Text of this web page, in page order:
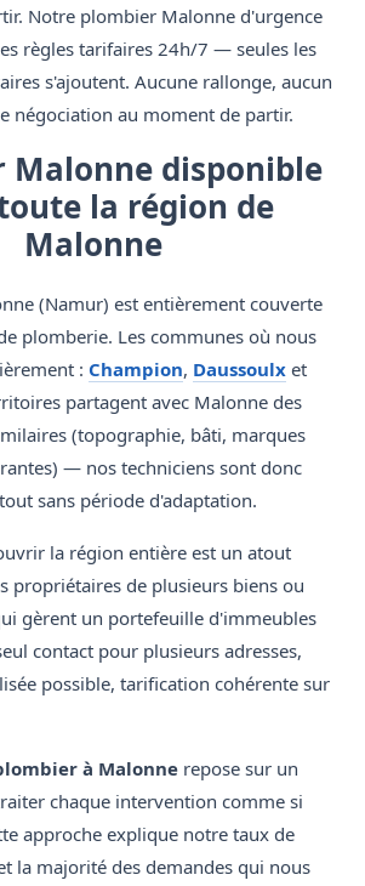
Notre plombier Malonne d'urgence
règles tarifaires 24h/7 — seules les
s'ajoutent. Aucune rallonge, aucun
négociation au moment de partir.
Malonne disponible
la région de
Malonne
(Namur) est entièrement couverte
plomberie. Les communes où nous
: Champion, Daussoulx et
partagent avec Malonne des
(topographie, bâti, marques
— nos techniciens sont donc
sans période d'adaptation.
la région entière est un atout
propriétaires de plusieurs biens ou
gèrent un portefeuille d'immeubles
contact pour plusieurs adresses,
possible, tarification cohérente sur
à Malonne repose sur un
chaque intervention comme si
approche explique notre taux de
la majorité des demandes qui nous